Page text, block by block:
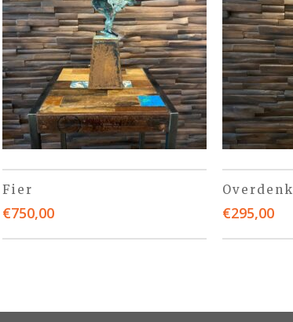
Fier
€750,00
Overdenk
€295,00